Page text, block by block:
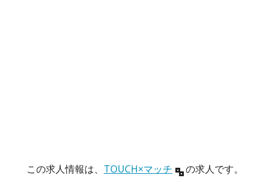
この求人情報は、 TOUCH×マッチ の求人です。